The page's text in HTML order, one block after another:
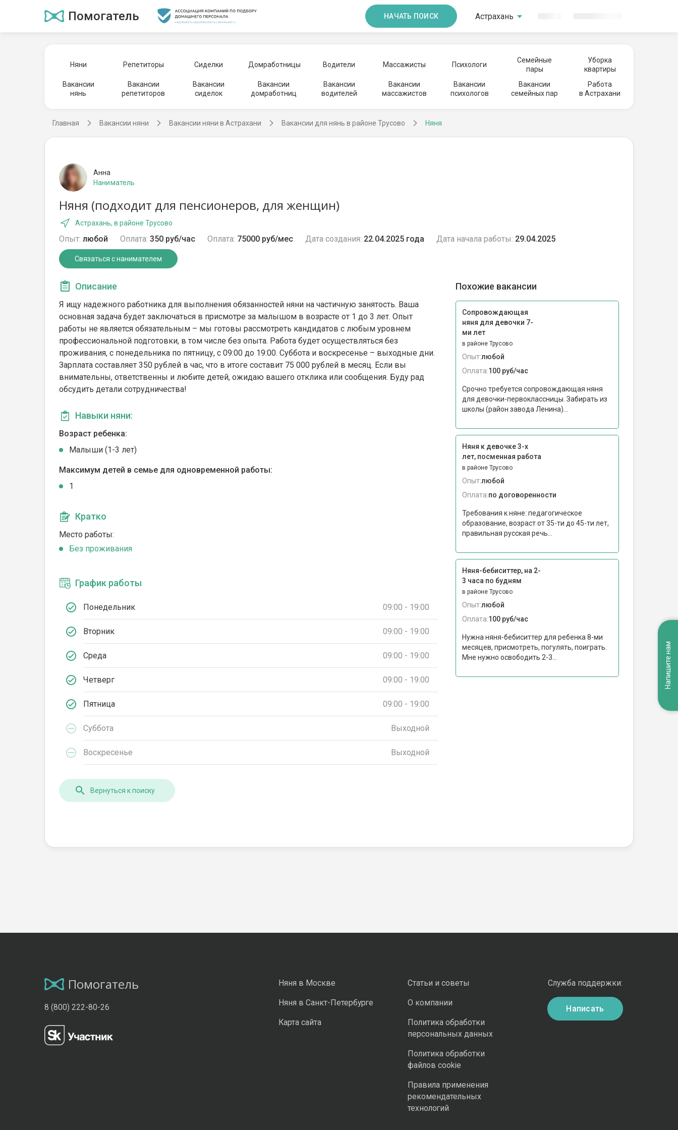
Помогатель НАЧАТЬ ПОИСК Астрахань
Няни Репетиторы Сиделки Домработницы Водители Массажисты Психологи
Семейные
пары
Уборка
квартиры
Вакансии
нянь
Вакансии
репетиторов
Вакансии
сиделок
Вакансии
домработниц
Вакансии
водителей
Вакансии
массажистов
Вакансии
психологов
Вакансии
семейных пар
Работа
в Астрахани
Главная Вакансии няни Вакансии няни в Астрахани Вакансии для нянь в районе Трусово Няня
Анна
Наниматель
Няня (подходит для пенсионеров, для женщин)
Астрахань, в районе Трусово
Опыт: любой Оплата: 350 руб/час Оплата: 75000 руб/мес Дата создания: 22.04.2025 года Дата начала работы: 29.04.2025
Связаться с нанимателем
Описание
Я ищу надежного работника для выполнения обязанностей няни на частичную занятость. Ваша
основная задача будет заключаться в присмотре за малышом в возрасте от 1 до 3 лет. Опыт
работы не является обязательным – мы готовы рассмотреть кандидатов с любым уровнем
профессиональной подготовки, в том числе без опыта. Работа будет осуществляться без
проживания, с понедельника по пятницу, с 09:00 до 19:00. Суббота и воскресенье – выходные дни.
Зарплата составляет 350 рублей в час, что в итоге составит 75 000 рублей в месяц. Если вы
внимательны, ответственны и любите детей, ожидаю вашего отклика или сообщения. Буду рад
обсудить детали сотрудничества!
Навыки няни:
Возраст ребенка:
Малыши (1-3 лет)
Максимум детей в семье для одновременной работы:
1
Кратко
Место работы:
Без проживания
График работы
Понедельник 09:00 - 19:00
Вторник 09:00 - 19:00
Среда 09:00 - 19:00
Четверг 09:00 - 19:00
Пятница 09:00 - 19:00
Суббота Выходной
Воскресенье Выходной
Похожие вакансии
Сопровождающая
няня для девочки 7-
ми лет
в районе Трусово
Опыт:любой
Оплата:100 руб/час
Срочно требуется сопровождающая няня
для девочки-первоклассницы. Забирать из
школы (район завода Ленина)...
Няня к девочке 3-х
лет, посменная работа
в районе Трусово
Опыт:любой
Оплата:по договоренности
Требования к няне: педагогическое
образование, возраст от 35-ти до 45-ти лет,
правильная русская речь...
Няня-бебиситтер, на 2-
3 часа по будням
в районе Трусово
Опыт:любой
Оплата:100 руб/час
Нужна няня-бебиситтер для ребенка 8-ми
месяцев, присмотреть, погулять, поиграть.
Мне нужно освободить 2-3...
Вернуться к поиску
Помогатель
8 (800) 222-80-26
Няня в Москве
Няня в Санкт-Петербурге
Карта сайта
Статьи и советы
О компании
Политика обработки
персональных данных
Политика обработки
файлов cookie
Правила применения
рекомендательных
технологий
Служба поддержки:
Написать
Напишите нам